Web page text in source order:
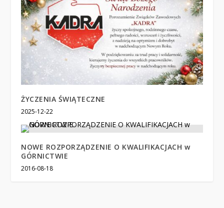
ŻYCZENIA ŚWIĄTECZNE
2025-12-22
NOWE ROZPORZĄDZENIE O KWALIFIKACJACH w
GÓRNICTWIE
2016-08-18